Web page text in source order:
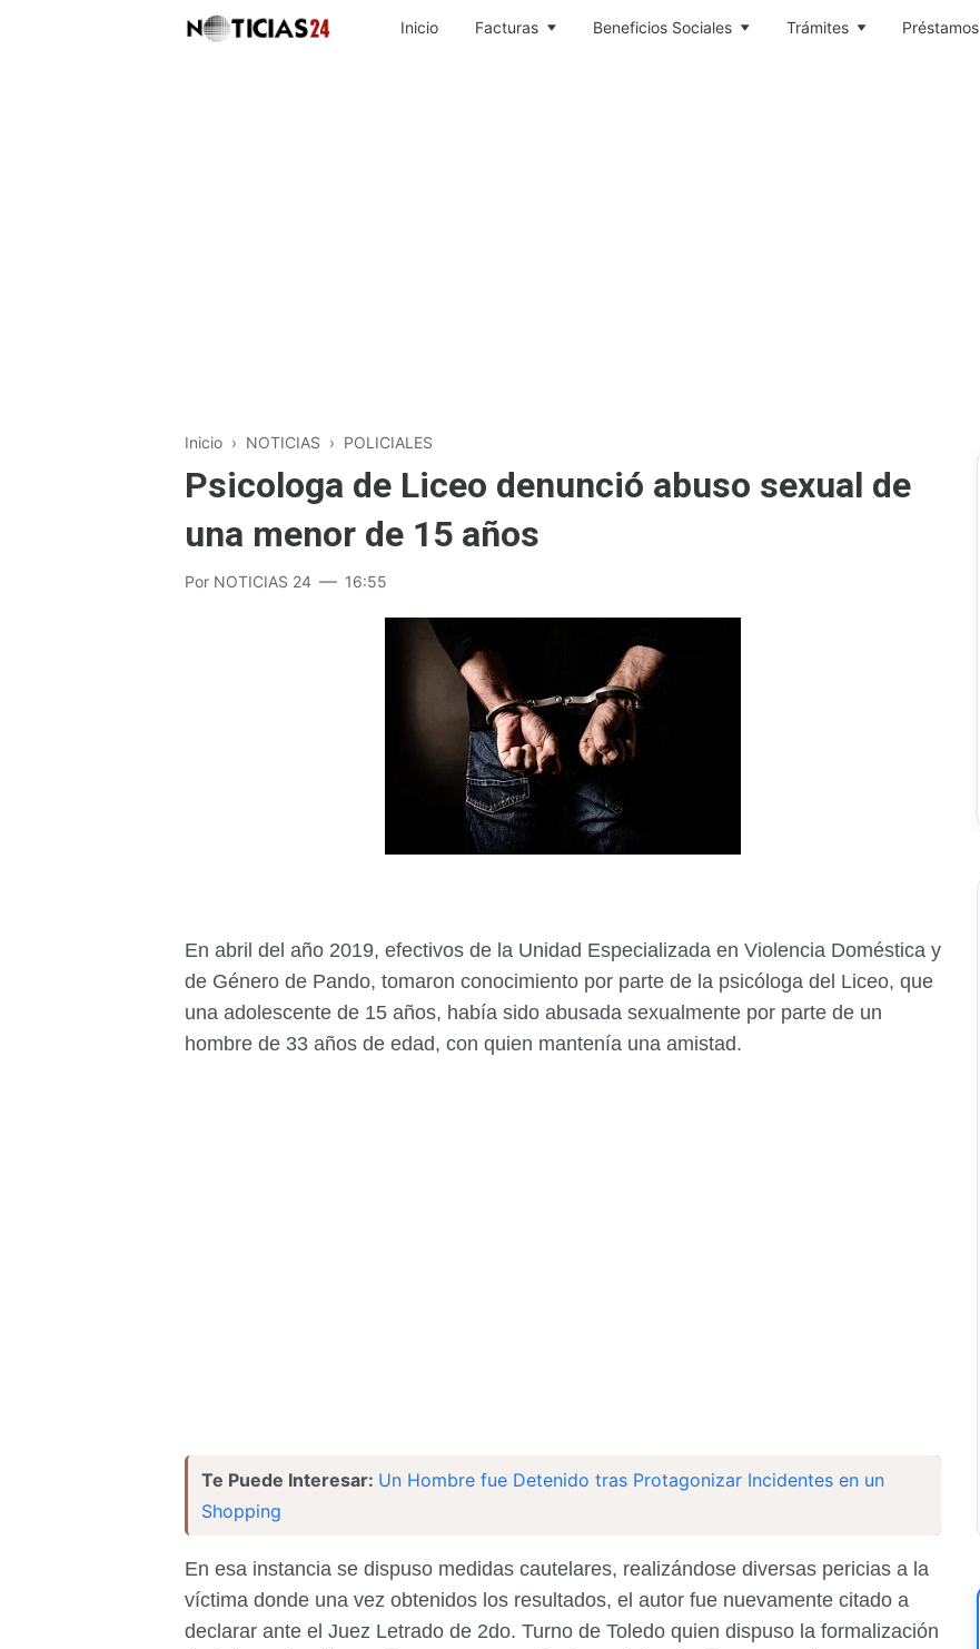
Inicio Facturas Beneficios Sociales Trámites Préstamos
Inicio › NOTICIAS › POLICIALES
Psicologa de Liceo denunció abuso sexual de
una menor de 15 años
Por NOTICIAS 24 16:55
En abril del año 2019, efectivos de la Unidad Especializada en Violencia Doméstica y
de Género de Pando, tomaron conocimiento por parte de la psicóloga del Liceo, que
una adolescente de 15 años, había sido abusada sexualmente por parte de un
hombre de 33 años de edad, con quien mantenía una amistad.
Te Puede Interesar: Un Hombre fue Detenido tras Protagonizar Incidentes en un
Shopping
En esa instancia se dispuso medidas cautelares, realizándose diversas pericias a la
víctima donde una vez obtenidos los resultados, el autor fue nuevamente citado a
declarar ante el Juez Letrado de 2do. Turno de Toledo quien dispuso la formalización